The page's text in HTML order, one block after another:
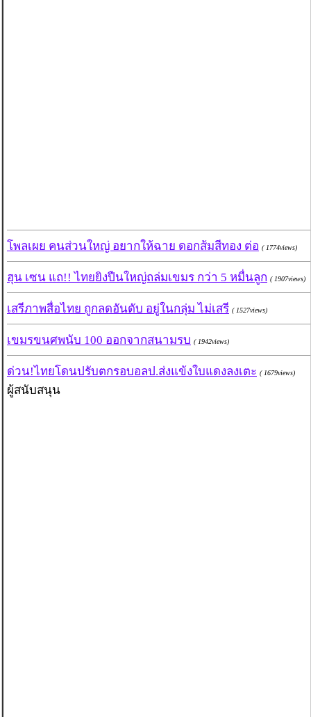
โพลเผย คนส่วนใหญ่ อยากให้ฉาย ดอกส้มสีทอง ต่อ ( 1774views)
ฮุน เซน แถ!! ไทยยิงปืนใหญ่ถล่มเขมร กว่า 5 หมื่นลูก ( 1907views)
เสรีภาพสื่อไทย ถูกลดอันดับ อยู่ในกลุ่ม ไม่เสรี ( 1527views)
เขมรขนศพนับ 100 ออกจากสนามรบ ( 1942views)
ด่วน!ไทยโดนปรับตกรอบอลป.ส่งแข้งใบแดงลงเตะ ( 1679views)
ผู้สนับสนุน